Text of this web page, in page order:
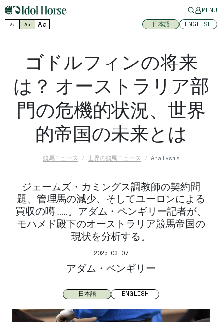
MENU
Aa Aa Aa 日本語 ENGLISH
ゴドルフィンの将来
は？ オーストラリア部
門の危機的状況、世界
的帝国の未来とは
競馬ニュース 世界の競馬ニュース Analysis
ジェームズ・カミングス調教師の契約問
題、管理馬の減少、そしてユーロンによる
買収の噂……。アダム・ペンギリー記者が、
モハメド殿下のオーストラリア競馬帝国の
現状を分析する。
2025 03 07
アダム・ペンギリー
日本語 ENGLISH